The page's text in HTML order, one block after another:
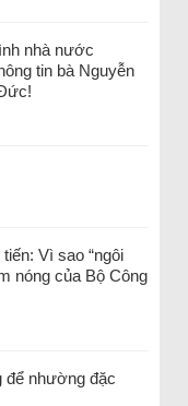
nhà nước
tin bà Nguyễn
Vì sao “ngôi
nóng của Bộ Công
nhường đặc